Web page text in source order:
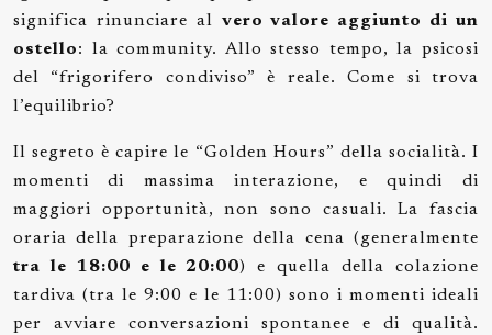
significa rinunciare al vero valore aggiunto di un
ostello: la community. Allo stesso tempo, la psicosi
del “frigorifero condiviso” è reale. Come si trova
l’equilibrio?
Il segreto è capire le “Golden Hours” della socialità. I
momenti di massima interazione, e quindi di
maggiori opportunità, non sono casuali. La fascia
oraria della preparazione della cena (generalmente
tra le 18:00 e le 20:00) e quella della colazione
tardiva (tra le 9:00 e le 11:00) sono i momenti ideali
per avviare conversazioni spontanee e di qualità.